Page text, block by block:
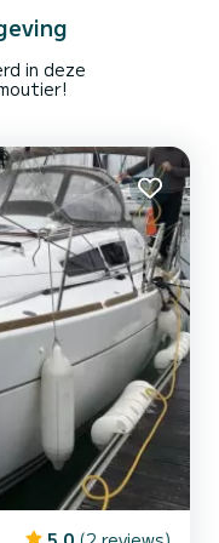
in deze